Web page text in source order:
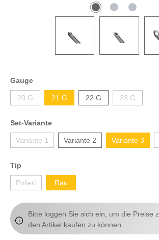
Gauge
20 G 21 G 22 G 23 G
Set-Variante
Variante 1 Variante 2 Variante 3
Tip
Poliert Rau
Bitte loggen Sie sich ein, um die Preise
den Artikel kaufen zu können.